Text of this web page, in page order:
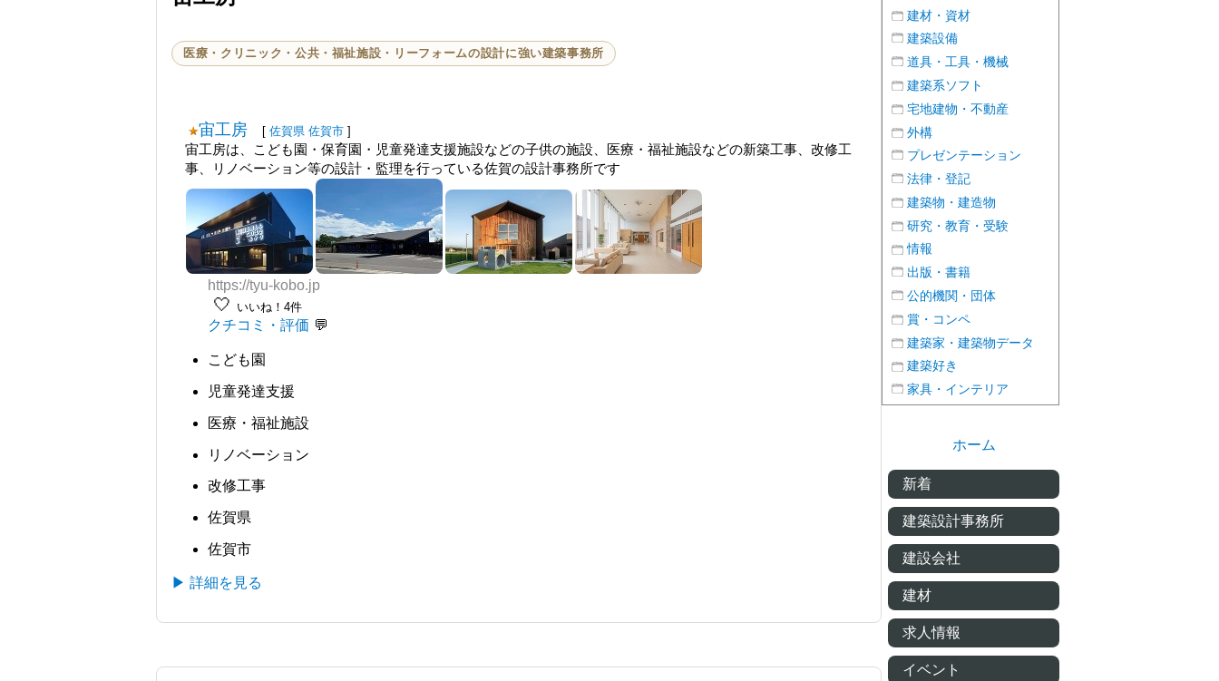
医療・クリニック・公共・福祉施設・リーフォームの設計に強い建築事務所
宙工房 [ 佐賀県 佐賀市 ]
宙工房は、こども園・保育園・児童発達支援施設などの子供の施設、医療・福祉施設などの新築工事、改修工
事、リノベーション等の設計・監理を行っている佐賀の設計事務所です
https://tyu-kobo.jp
🤍 いいね！4件
クチコミ・評価
こども園
児童発達支援
医療・福祉施設
リノベーション
改修工事
佐賀県
佐賀市
▶ 詳細を見る
建材・資材
建築設備
道具・工具・機械
建築系ソフト
宅地建物・不動産
外構
プレゼンテーション
法律・登記
建築物・建造物
研究・教育・受験
情報
出版・書籍
公的機関・団体
賞・コンペ
建築家・建築物データ
建築好き
家具・インテリア
ホーム
新着
建築設計事務所
建設会社
建材
求人情報
イベント